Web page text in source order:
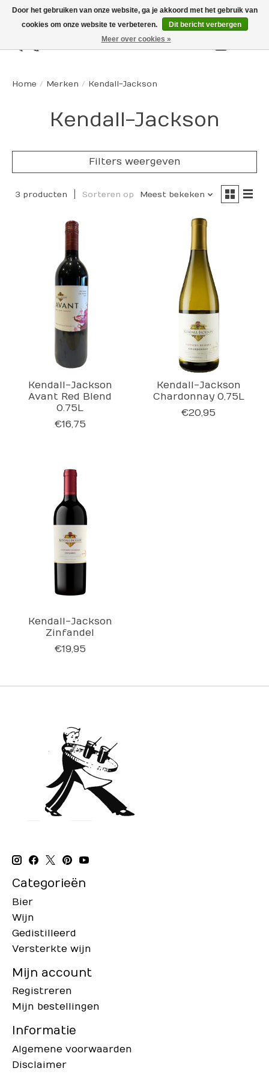
Home / Merken / Kendall-Jackson
Kendall-Jackson
Filters weergeven
3 producten Sorteren op Meest bekeken
Kendall-Jackson
Avant Red Blend
0.75L
€16,75
Kendall-Jackson
Chardonnay 0,75L
€20,95
Kendall-Jackson
Zinfandel
€19,95
Categorieën
Bier
Wijn
Gedistilleerd
Versterkte wijn
Mijn account
Registreren
Mijn bestellingen
Informatie
Algemene voorwaarden
Disclaimer
Door het gebruiken van onze website, ga je akkoord met het gebruik van
cookies om onze website te verbeteren.
Dit bericht verbergen
Meer over cookies »